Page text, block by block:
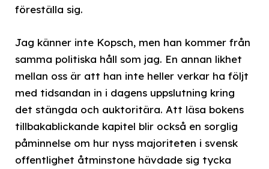
föreställa sig.
Jag känner inte Kopsch, men han kommer från
samma politiska håll som jag. En annan likhet
mellan oss är att han inte heller verkar ha följt
med tidsandan in i dagens uppslutning kring
det stängda och auktoritära. Att läsa bokens
tillbakablickande kapitel blir också en sorglig
påminnelse om hur nyss majoriteten i svensk
offentlighet åtminstone hävdade sig tycka